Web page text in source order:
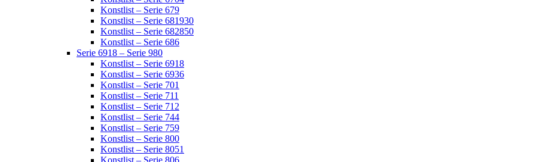
Konstlist – Serie 679
Konstlist – Serie 681930
Konstlist – Serie 682850
Konstlist – Serie 686
Serie 6918 – Serie 980
Konstlist – Serie 6918
Konstlist – Serie 6936
Konstlist – Serie 701
Konstlist – Serie 711
Konstlist – Serie 712
Konstlist – Serie 744
Konstlist – Serie 759
Konstlist – Serie 800
Konstlist – Serie 8051
Konstlist – Serie 806